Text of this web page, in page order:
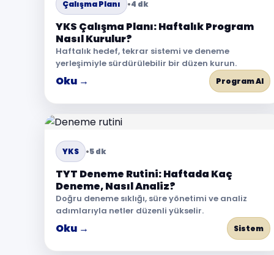
Çalışma Planı •4 dk
YKS Çalışma Planı: Haftalık Program
Nasıl Kurulur?
Haftalık hedef, tekrar sistemi ve deneme
yerleşimiyle sürdürülebilir bir düzen kurun.
Oku → Program Al
YKS •5 dk
TYT Deneme Rutini: Haftada Kaç
Deneme, Nasıl Analiz?
Doğru deneme sıklığı, süre yönetimi ve analiz
adımlarıyla netler düzenli yükselir.
Oku → Sistem